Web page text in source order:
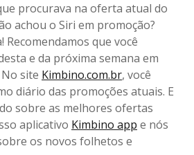
procurava na oferta atual do
achou o Siri em promoção?
que você
e da próxima semana em
No site Kimbino.com.br, você
diário das promoções atuais. E
sobre as melhores ofertas
aplicativo Kimbino app e nós
os novos folhetos e